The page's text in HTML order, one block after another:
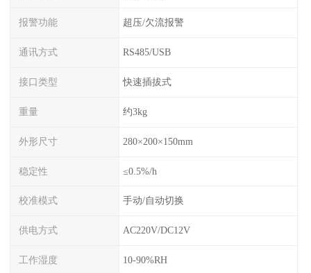
报警功能 超压/欠流报警
通讯方式 RS485/USB
接口类型 快速插拔式
重量 约3kg
外形尺寸 280×200×150mm
稳定性 ≤0.5%/h
校准模式 手动/自动切换
供电方式 AC220V/DC12V
工作湿度 10-90%RH